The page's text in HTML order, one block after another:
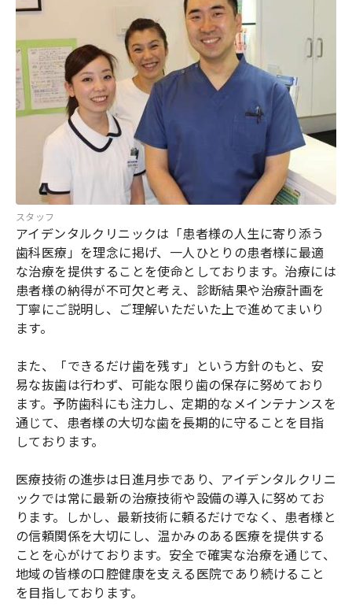
スタッフ
アイデンタルクリニックは「患者様の人生に寄り添う
歯科医療」を理念に掲げ、一人ひとりの患者様に最適
な治療を提供することを使命としております。治療には
患者様の納得が不可欠と考え、診断結果や治療計画を
丁寧にご説明し、ご理解いただいた上で進めてまいり
ます。
また、「できるだけ歯を残す」という方針のもと、安
易な抜歯は行わず、可能な限り歯の保存に努めており
ます。予防歯科にも注力し、定期的なメインテナンスを
通じて、患者様の大切な歯を長期的に守ることを目指
しております。
医療技術の進歩は日進月歩であり、アイデンタルクリニ
ックでは常に最新の治療技術や設備の導入に努めてお
ります。しかし、最新技術に頼るだけでなく、患者様と
の信頼関係を大切にし、温かみのある医療を提供する
ことを心がけております。安全で確実な治療を通じて、
地域の皆様の口腔健康を支える医院であり続けること
を目指しております。